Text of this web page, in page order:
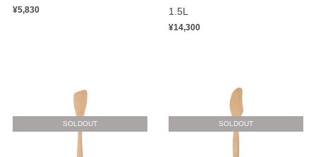
¥5,830
1.5L
¥14,300
SOLDOUT SOLDOUT